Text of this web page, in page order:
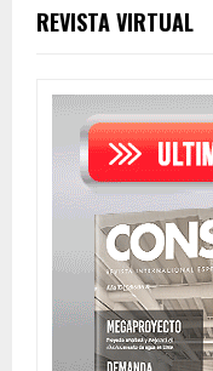
REVISTA VIRTUAL